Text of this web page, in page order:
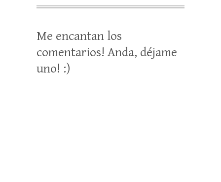
Me encantan los
comentarios! Anda, déjame
uno! :)